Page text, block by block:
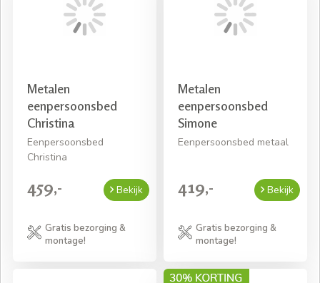
plaats in uw woning en nemen de verpakkingsmaterialen
mee terug. Daar heeft u dus geen omkijken naar!
Metalen
eenpersoonsbed
Christina
Eenpersoonsbed
Christina
459,- Bekijk
Gratis bezorging &
montage!
Metalen
eenpersoonsbed
Simone
Eenpersoonsbed metaal
419,- Bekijk
Gratis bezorging &
montage!